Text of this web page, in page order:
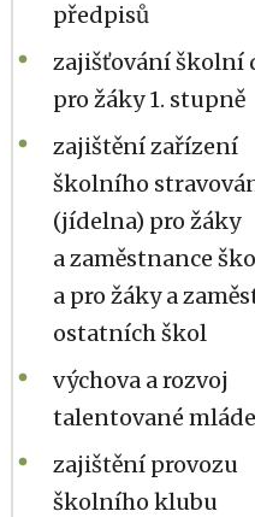
předpisů
zajišťování školní
pro žáky 1. stupně
zajištění zařízení
školního
(jídelna) pro žáky
a zaměstnance
a pro žáky a
ostatních škol
výchova a rozvoj
talentované
zajištění provozu
školního klubu